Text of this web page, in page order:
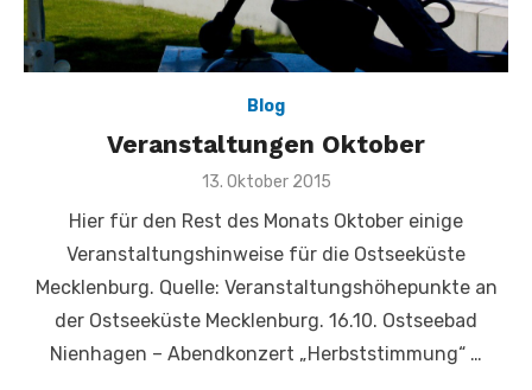
Blog
Veranstaltungen Oktober
Veröffentlicht
13. Oktober 2015
Hier für den Rest des Monats Oktober einige
Veranstaltungshinweise für die Ostseeküste
Mecklenburg. Quelle: Veranstaltungshöhepunkte an
der Ostseeküste Mecklenburg. 16.10. Ostseebad
Nienhagen – Abendkonzert „Herbststimmung“ …